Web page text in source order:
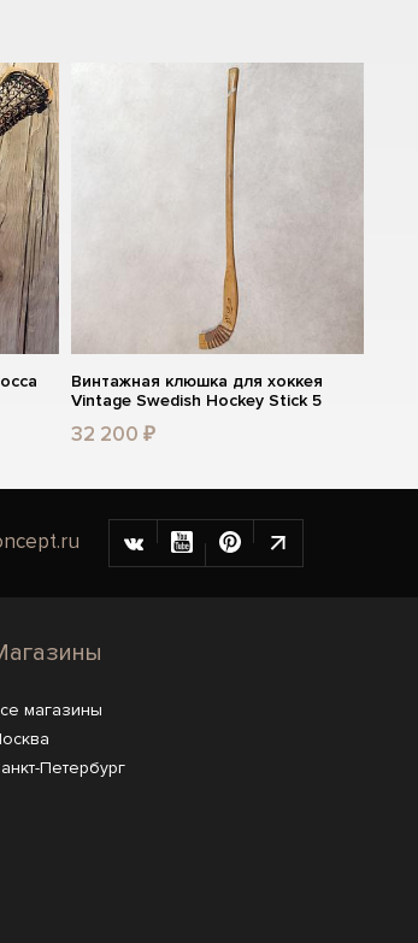
Винтажная клюшка для хоккея
Vintage Swedish Hockey Stick 5
32 200 ₽
магазины
Петербург